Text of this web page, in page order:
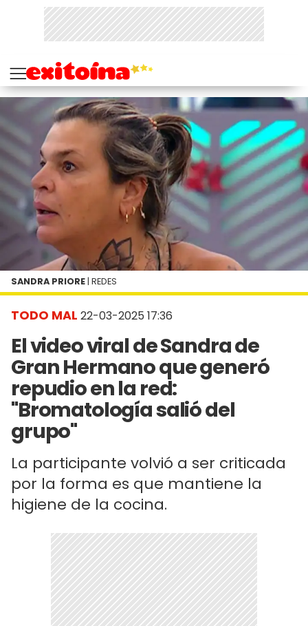
TODO MAL 22-03-2025 17:36
El video viral de Sandra de
Gran Hermano que generó
repudio en la red:
"Bromatología salió del
grupo"
La participante volvió a ser criticada
por la forma es que mantiene la
higiene de la cocina.
SANDRA PRIORE | REDES